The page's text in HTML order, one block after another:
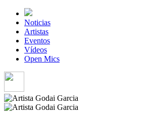
Noticias
Artistas
Eventos
Vídeos
Open Mics